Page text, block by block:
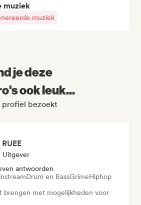
muziek
muziek
je deze
ook leuk...
profiel bezoekt
Uitgever
antwoorden
Drum en BassGrimeHiphop
brengen met mogelijkheden voor